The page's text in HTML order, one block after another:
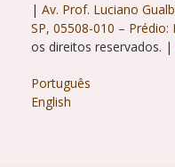
| Av. Prof. Luciano
SP, 05508-010 – Prédio:
os direitos reservados. |
Português
English